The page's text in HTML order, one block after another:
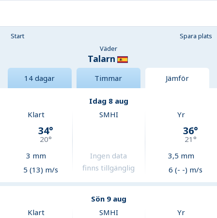
Start
Spara plats
Väder
Talarn
14 dagar Timmar Jämför
Idag 8 aug
Klart
34°
20°
3 mm
5 (13) m/s
SMHI
Ingen data
finns tillgänglig
Yr
36°
21°
3,5 mm
6 (- -) m/s
Sön 9 aug
Klart
SMHI Yr